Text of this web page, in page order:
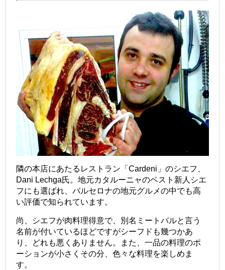
隣の本店にあたるレストラン「Cardeni」のシエフ、
Dani Lechga氏。地元カタルーニャのベスト新人シエ
フにも選ばれ、バルセロナの地元グルメの中でも高
い評価で知られています。
尚、シエフが肉料理得意で、別名ミートバルと言う
名前が付いているほどですがシーフドも幾つかあ
り、どれも悪くありません。また、一品の料理のポ
ーションが小さくその分、色々な料理を楽しめま
す。